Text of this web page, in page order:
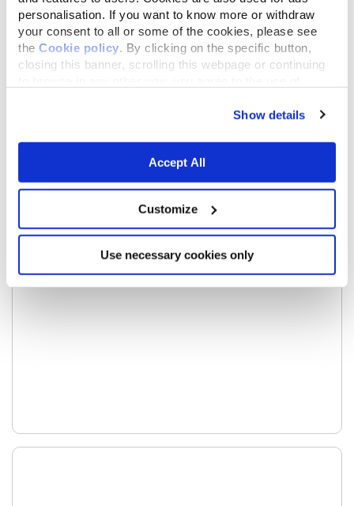
personalisation. If you want to know more or withdraw
your consent to all or some of the cookies, please see
the Cookie policy . By clicking on the specific button,
closing this banner, scrolling this webpage or continuing
Show details
Accept All
Customize
Use necessary cookies only